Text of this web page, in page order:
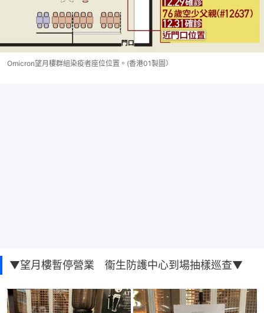
Omicron望月樓群組染疫者座位位置。(香港01製圖）
▼望月樓暫停營業 衞生防護中心到場抽樣巡查▼